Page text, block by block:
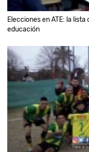
Elecciones en ATE: la
educación